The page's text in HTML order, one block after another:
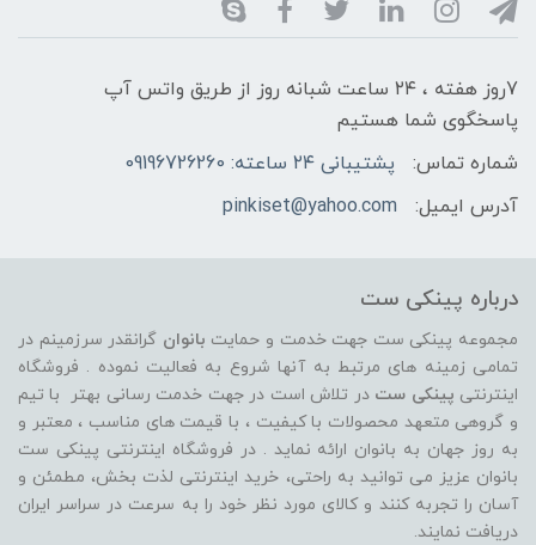
7روز هفته ، ۲۴ ساعت شبانه‌ روز از طریق واتس آپ
پاسخگوی شما هستیم
شماره تماس:
پشتیبانی ۲۴ ساعته: 09196726260
آدرس ایمیل:
pinkiset@yahoo.com
درباره پینکی ست
مجموعه پینکی ست جهت خدمت و حمایت بانوان گرانقدر سرزمینم در
تمامی زمینه های مرتبط به آنها شروع به فعالیت نموده . فروشگاه
اینترنتی پینکی ست در تلاش است در جهت خدمت رسانی بهتر با تیم
و گروهی متعهد محصولات با کیفیت ، با قیمت های مناسب ، معتبر و
به روز جهان به بانوان ارائه نماید . در فروشگاه اینترنتی پینکی ست
بانوان عزیز می توانيد به راحتی، خرید اینترنتی لذت بخش، مطمئن و
آسان را تجربه کنند و کالای مورد نظر خود را به سرعت در سراسر ایران
دریافت نمایند.